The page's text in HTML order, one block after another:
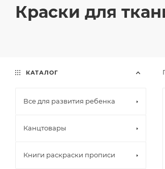
Краски для
КАТАЛОГ
Все для развития ребенка
Канцтовары
Книги раскраски прописи